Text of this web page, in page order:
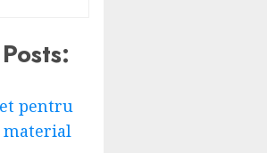
pentru
material